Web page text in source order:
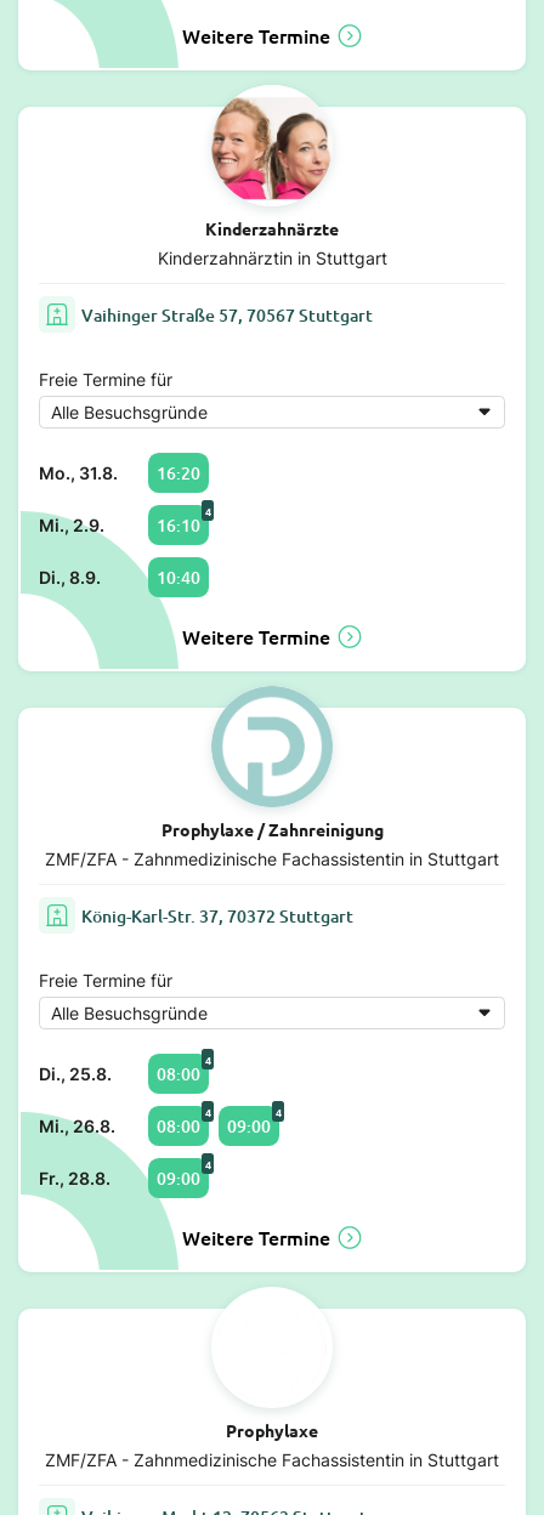
Weitere Termine
Kinderzahnärzte
Kinderzahnärztin in Stuttgart
Vaihinger Straße 57, 70567 Stuttgart
Freie Termine für
Mo., 31.8. 16:20
Mi., 2.9. 16:10
4
Di., 8.9. 10:40
Weitere Termine
Prophylaxe / Zahnreinigung
ZMF/ZFA - Zahnmedizinische Fachassistentin in Stuttgart
König-Karl-Str. 37, 70372 Stuttgart
Freie Termine für
Di., 25.8. 08:00
4
Mi., 26.8. 08:00
4
09:00
4
Fr., 28.8. 09:00
4
Weitere Termine
Prophylaxe
ZMF/ZFA - Zahnmedizinische Fachassistentin in Stuttgart